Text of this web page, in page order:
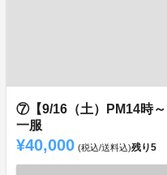
⑦【9/16（土）PM14時
一服
¥40,000 (税込/送料込)残り5